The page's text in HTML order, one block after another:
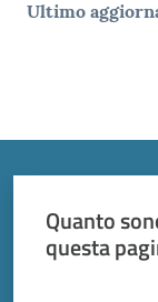
Ultimo
Quanto
questa